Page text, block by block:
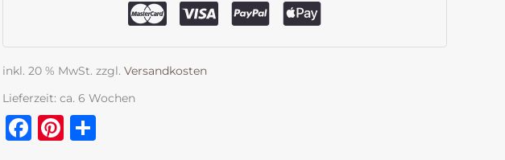
inkl. 20 % MwSt. zzgl. Versandkosten
Lieferzeit: ca. 6 Wochen
Facebook
Pinterest